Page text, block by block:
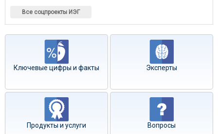
Все соцпроекты ИЭГ
Ключевые цифры и факты Эксперты
Продукты и услуги Вопросы